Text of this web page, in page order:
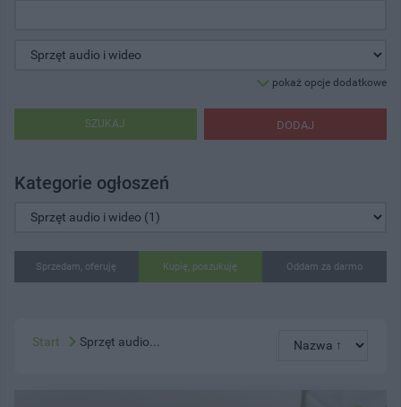
pokaż opcje dodatkowe
DODAJ
SZUKAJ
Kategorie ogłoszeń
Sprzedam, oferuję Kupię, poszukuję Oddam za darmo
Start Sprzęt audio...